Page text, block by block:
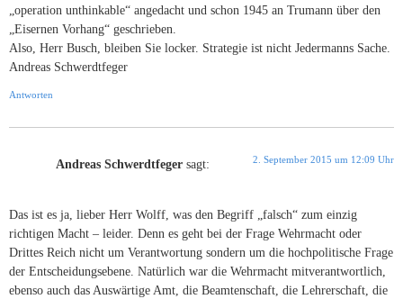
„operation unthinkable“ angedacht und schon 1945 an Trumann über den
„Eisernen Vorhang“ geschrieben.
Also, Herr Busch, bleiben Sie locker. Strategie ist nicht Jedermanns Sache.
Andreas Schwerdtfeger
Antworten
Andreas Schwerdtfeger sagt: 2. September 2015 um 12:09 Uhr
Das ist es ja, lieber Herr Wolff, was den Begriff „falsch“ zum einzig
richtigen Macht – leider. Denn es geht bei der Frage Wehrmacht oder
Drittes Reich nicht um Verantwortung sondern um die hochpolitische Frage
der Entscheidungsebene. Natürlich war die Wehrmacht mitverantwortlich,
ebenso auch das Auswärtige Amt, die Beamtenschaft, die Lehrerschaft, die